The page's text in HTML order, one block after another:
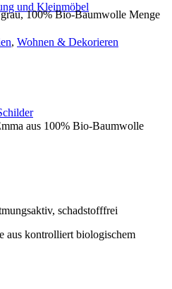
und Kleinmöbel
100% Bio-Baumwolle Menge
, Wohnen & Dekorieren
aus 100% Bio-Baumwolle
schadstofffrei
aus kontrolliert biologischem